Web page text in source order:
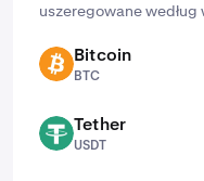
uszeregowane według
BTC Bitcoin
BTC
USDT Tether
USDT